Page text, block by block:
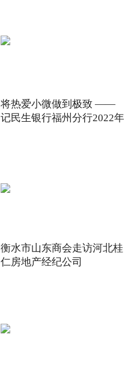
将热爱小微做到极致 ——
记民生银行福州分行2022年
衡水市山东商会走访河北桂
仁房地产经纪公司